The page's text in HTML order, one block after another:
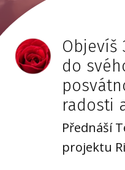
Objevíš
do
radosti
Přednáší
projektu